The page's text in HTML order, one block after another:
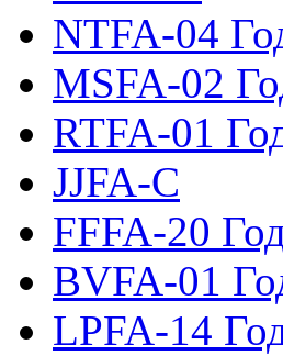
NTFA-04
MSFA-02
RTFA-01
JJFA-C
FFFA-20
BVFA-01
LPFA-14